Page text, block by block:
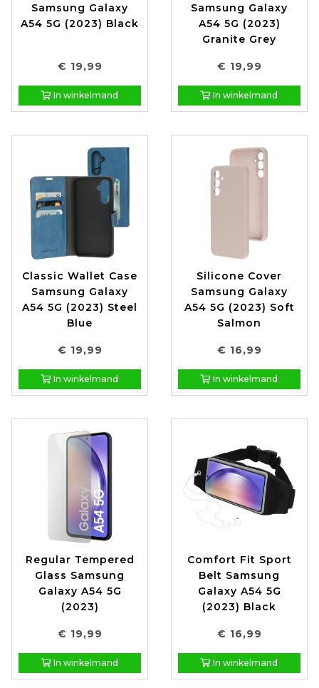
Samsung Galaxy
A54 5G (2023) Black
€ 19,99
In winkelmand
Samsung Galaxy
A54 5G (2023)
Granite Grey
€ 19,99
In winkelmand
Classic Wallet Case
Samsung Galaxy
A54 5G (2023) Steel
Blue
€ 19,99
In winkelmand
Silicone Cover
Samsung Galaxy
A54 5G (2023) Soft
Salmon
€ 16,99
In winkelmand
Regular Tempered
Glass Samsung
Galaxy A54 5G
(2023)
€ 19,99
In winkelmand
Comfort Fit Sport
Belt Samsung
Galaxy A54 5G
(2023) Black
€ 16,99
In winkelmand